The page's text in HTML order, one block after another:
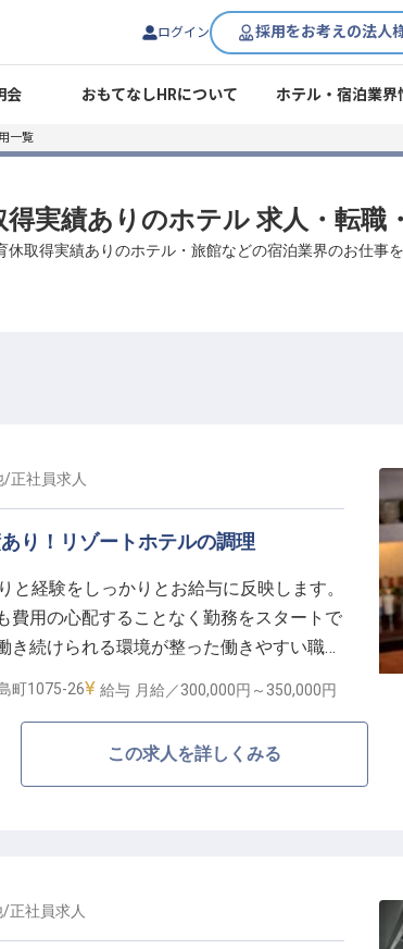
ログイン 採用をお考えの法人
会 おもてなしHRについて ホテル・宿泊業界
一覧
実績ありのホテル 求人・転職
休取得実績ありのホテル・旅館などの宿泊業界のお仕事
/正社員求人
り！リゾートホテルの調理
経験をしっかりとお給与に反映します。
費用の心配することなく勤務をスタートで
続けられる環境が整った働きやすい職場
ように感じられるエントランスでお出迎
ます。※この求人は2022年8月25日時点の
町1075-26 給与 月給／300,000円～ 350,000円
この求人を詳しくみる
/正社員求人